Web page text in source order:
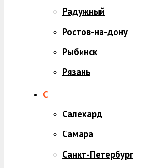
Радужный
Ростов-на-дону
Рыбинск
Рязань
С
Салехард
Самара
Санкт-Петербург